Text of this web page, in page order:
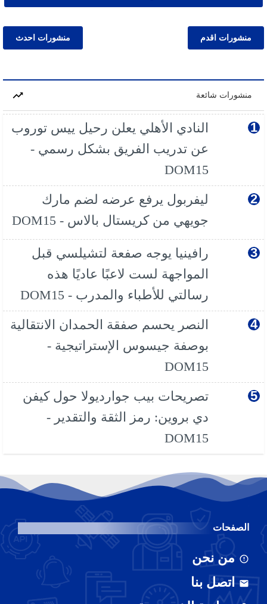
منشورات احدث منشورات اقدم
منشورات شائعة
النادي الأهلي يعلن رحيل ييس توروب
عن تدريب الفريق بشكل رسمي -
DOM15
ليفربول يرفع عرضه لضم مارك
جويهي من كريستال بالاس - DOM15
رافينيا يوجه صفعة لتشيلسي قبل
المواجهة لست لاعبًا عاديًا هذه
رسالتي للأطباء والمدرب - DOM15
النصر يحسم صفقة الحمدان الانتقالية
بوصفة جيسوس الإستراتيجية -
DOM15
تصريحات بيب جوارديولا حول كيفن
دي بروين: رمز الثقة والتقدير -
DOM15
الصفحات
من نحن
اتصل بنا